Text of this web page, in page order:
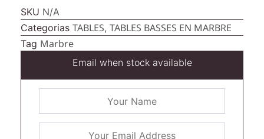
SKU N/A
Categorias TABLES, TABLES BASSES EN MARBRE
Tag Marbre
Email when stock available